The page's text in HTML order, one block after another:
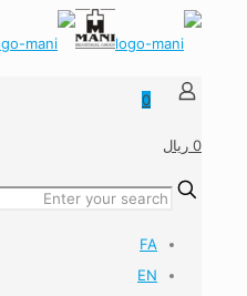
0
0 ریال
FA
EN